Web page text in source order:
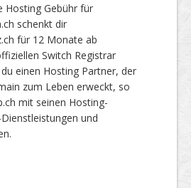
Hosting Gebühr für
schenkt dir
für 12 Monate ab
Switch Registrar
einen Hosting Partner, der
zum Leben erweckt, so
mit seinen Hosting-
und